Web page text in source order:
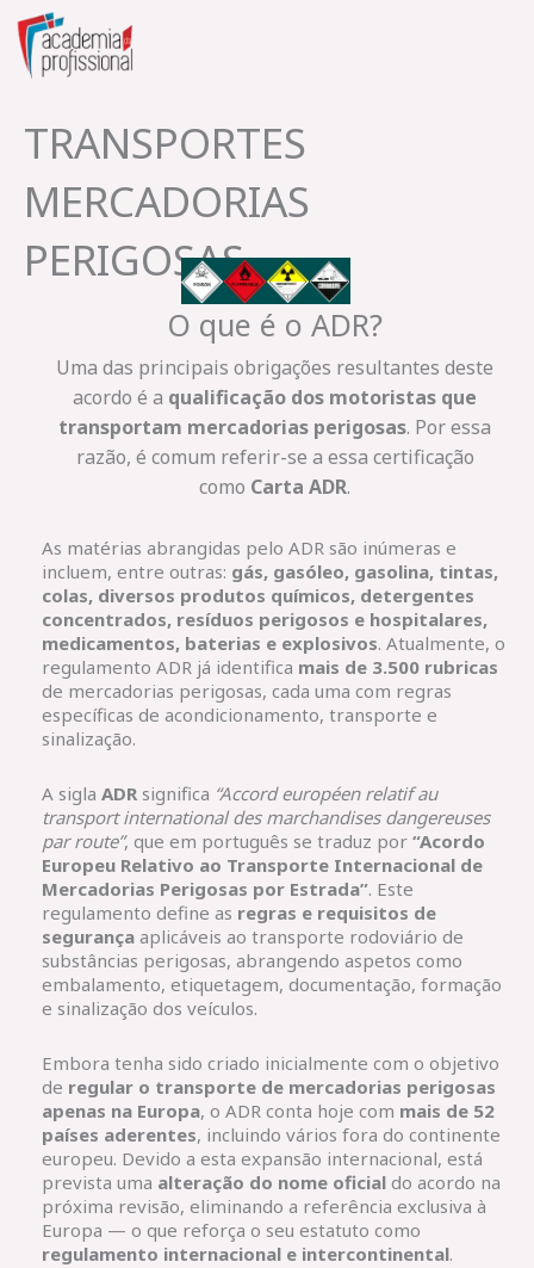
Skip
content
TRANSPORTES
MERCADORIAS
PERIGOSAS
O que é o ADR?
Uma das principais obrigações resultantes deste
acordo é a qualificação dos motoristas que
transportam mercadorias perigosas. Por essa
razão, é comum referir-se a essa certificação
como Carta ADR.
As matérias abrangidas pelo ADR são inúmeras e
incluem, entre outras: gás, gasóleo, gasolina, tintas,
colas, diversos produtos químicos, detergentes
concentrados, resíduos perigosos e hospitalares,
medicamentos, baterias e explosivos. Atualmente, o
regulamento ADR já identifica mais de 3.500 rubricas
de mercadorias perigosas, cada uma com regras
específicas de acondicionamento, transporte e
sinalização.
A sigla ADR significa “Accord européen relatif au
transport international des marchandises dangereuses
par route”, que em português se traduz por “Acordo
Europeu Relativo ao Transporte Internacional de
Mercadorias Perigosas por Estrada”. Este
regulamento define as regras e requisitos de
segurança aplicáveis ao transporte rodoviário de
substâncias perigosas, abrangendo aspetos como
embalamento, etiquetagem, documentação, formação
e sinalização dos veículos.
Embora tenha sido criado inicialmente com o objetivo
de regular o transporte de mercadorias perigosas
apenas na Europa, o ADR conta hoje com mais de 52
países aderentes, incluindo vários fora do continente
europeu. Devido a esta expansão internacional, está
prevista uma alteração do nome oficial do acordo na
próxima revisão, eliminando a referência exclusiva à
Europa — o que reforça o seu estatuto como
regulamento internacional e intercontinental.